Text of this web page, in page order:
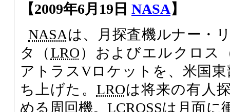
【2009年6月19日 NASA】
NASAは、月探査機ルナー・
タ（LRO）およびエルクロス
アトラスVロケットを、米国東
ち上げた。 LROは将来の有人
める周回機。LCROSSは月面に